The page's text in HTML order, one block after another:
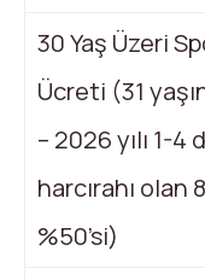
30 Yaş Üzeri
Ücreti (31
– 2026 yılı 1-
harcırahı olan
%50’si)